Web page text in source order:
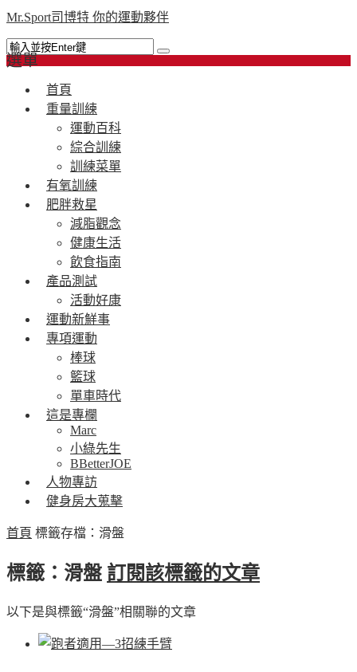
Mr.Sport司博特 你的運動夥伴
選單
首頁
重量訓練
運動百科
綜合訓練
訓練菜單
有氧訓練
肥胖救星
減脂觀念
健康生活
飲食指南
產品測試
活動好康
運動新鮮事
專項運動
棒球
籃球
單車時代
這是專欄
Marc
小綠先生
BBetterJOE
人物專訪
健身房大蒐擊
首頁 標籤存檔：滑盤
標籤：滑盤 訂閱該標籤的文章
以下是與標籤“滑盤”相關聯的文章